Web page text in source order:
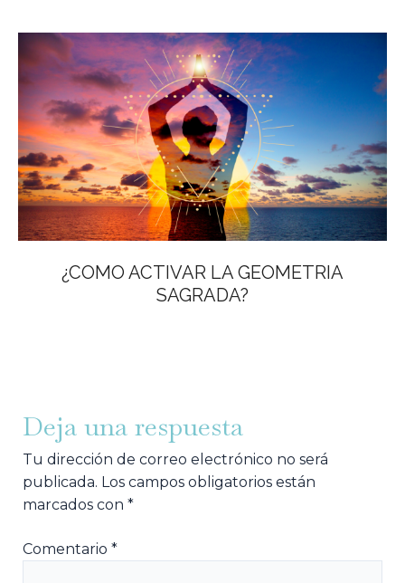
¿COMO ACTIVAR LA GEOMETRIA
SAGRADA?
Deja una respuesta
Tu dirección de correo electrónico no será
publicada. Los campos obligatorios están
marcados con *
Comentario *